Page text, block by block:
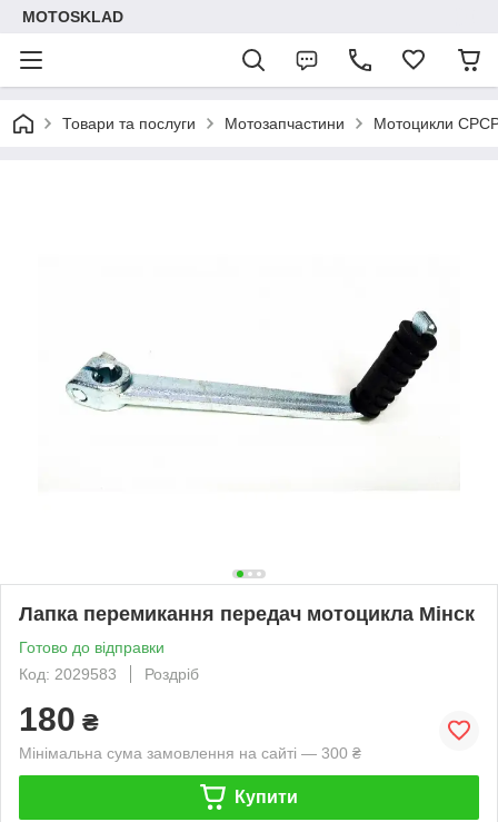
MOTOSKLAD
Товари та послуги Мотозапчастини Мотоцикли
Лапка перемикання передач мотоцикла Мінск
Готово до відправки
Код: 2029583
Роздріб
180 ₴
Мінімальна сума замовлення на сайті — 300 ₴
Купити